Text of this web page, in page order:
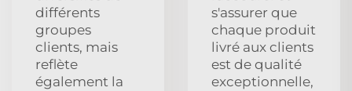
différents
groupes
clients, mais
reflète
également la
s'assurer que
chaque produit
livré aux clients
est de qualité
exceptionnelle,